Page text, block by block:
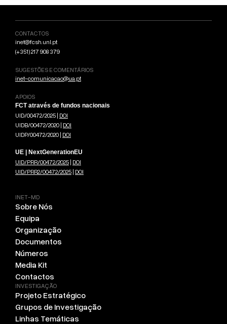
CONTACTOS
inet@fcsh.unl.pt
(+351) 217 908 379
SUGESTÕES E COMENTÁRIOS
inet-comunicacao@ua.pt
APOIOS
FCT através de fundos nacionais
UID/00472/2025 | DOI
UIDB/00472/2020 | DOI
UIDP/00472/2020 | DOI
UE | NextGenerationEU
UID/PRR/00472/2025 | DOI
UID/PRR2/00472/2025 | DOI
INET-MD
Sobre Nós
Equipa
Organização
Documentos
Números
Media Kit
Contactos
INVESTIGAÇÃO
Projeto Estratégico
Grupos de Investigação
Linhas Temáticas